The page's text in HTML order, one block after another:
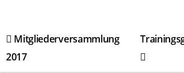
Beitragsnavigation
Mitgliederversammlung
2017